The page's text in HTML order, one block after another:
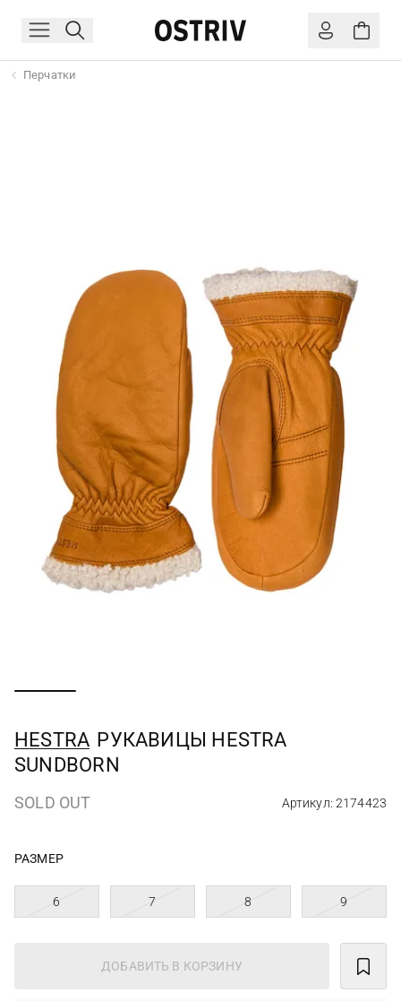
Перчатки
HESTRA РУКАВИЦЫ HESTRA
SUNDBORN
SOLD OUT Артикул: 2174423
РАЗМЕР
6 7 8 9
ДОБАВИТЬ В КОРЗИНУ